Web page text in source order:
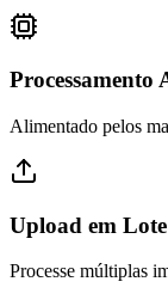
Processamento
Alimentado pelos
Upload em Lote
Processe múltiplas